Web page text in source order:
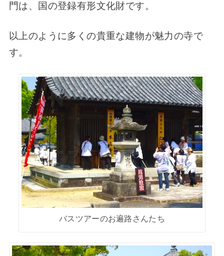
門は、国の登録有形文化財です。
以上のように多くの貴重な建物が魅力の寺で
す。
バスツアーのお遍路さんたち